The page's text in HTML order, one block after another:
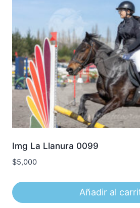
Img La Llanura 0099
$5,000
Añadir al